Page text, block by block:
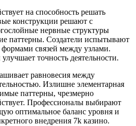
на способность решать
конструкции решают с
нервные структуры
паттерны. Создатели испытывают
связей между узлами.
точность деятельности.
равновесия между
Излишне элементарная
паттерны, чрезмерно
Профессионалы выбирают
оптимальное баланс уровня и
внедрения 7k казино.